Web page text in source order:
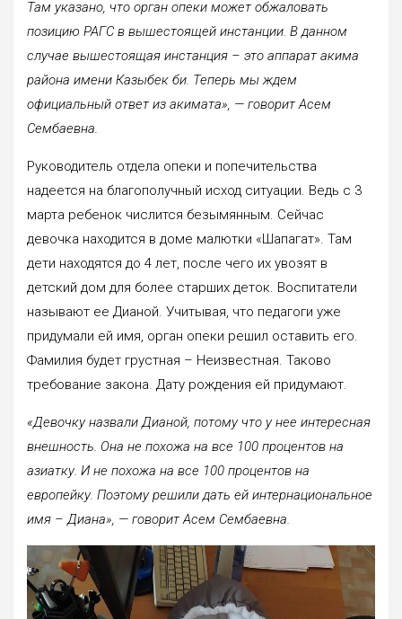
Там указано, что орган опеки может обжаловать
позицию РАГС в вышестоящей инстанции. В данном
случае вышестоящая инстанция – это аппарат акима
района имени Казыбек би. Теперь мы ждем
официальный ответ из акимата», — говорит Асем
Сембаевна.
Руководитель отдела опеки и попечительства
надеется на благополучный исход ситуации. Ведь с 3
марта ребенок числится безымянным. Сейчас
девочка находится в доме малютки «Шапагат». Там
дети находятся до 4 лет, после чего их увозят в
детский дом для более старших деток. Воспитатели
называют ее Дианой. Учитывая, что педагоги уже
придумали ей имя, орган опеки решил оставить его.
Фамилия будет грустная – Неизвестная. Таково
требование закона. Дату рождения ей придумают.
«Девочку назвали Дианой, потому что у нее интересная
внешность. Она не похожа на все 100 процентов на
азиатку. И не похожа на все 100 процентов на
европейку. Поэтому решили дать ей интернациональное
имя – Диана», — говорит Асем Сембаевна.